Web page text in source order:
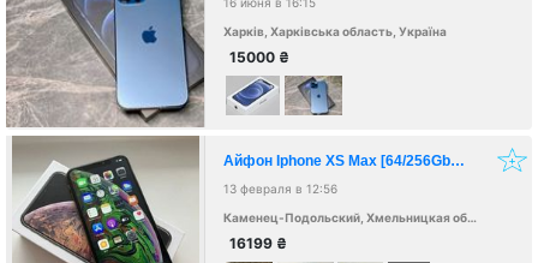
Харків, Харківська область, Україна
15000 ₴
Айфон Iphone XS Max [64/256Gb] в ІДЕАЛЬНОМУ стані NEVERLOCK
13 февраля в 12:56
Каменец-Подольский, Хмельницкая область, Украина
16199 ₴